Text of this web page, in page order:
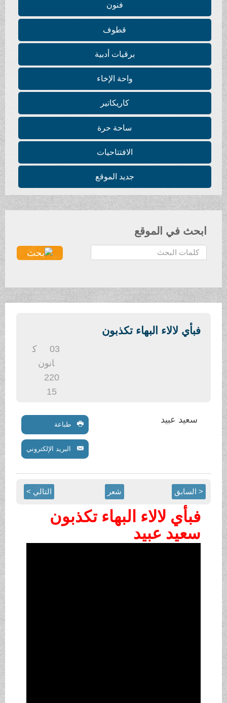
فنون
قطوف
برقيات أدبية
واحة الإخاء
كاريكاتير
ساحة حرة
الافتتاحيات
جديد الموقع
ابحث في الموقع
ح
ث
فبأي لالاء البهاء تكذبون
انون
220
سعيد عبيد طباعة
البريد الإلكتروني
< السابق شعر التالي >
فبأي لالاء البهاء تكذبون
سعيد عبيد